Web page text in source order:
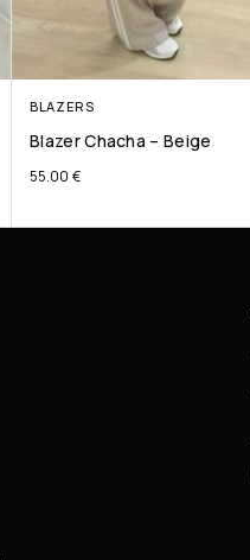
BLAZERS
Blazer Chacha – Beige
55.00 €